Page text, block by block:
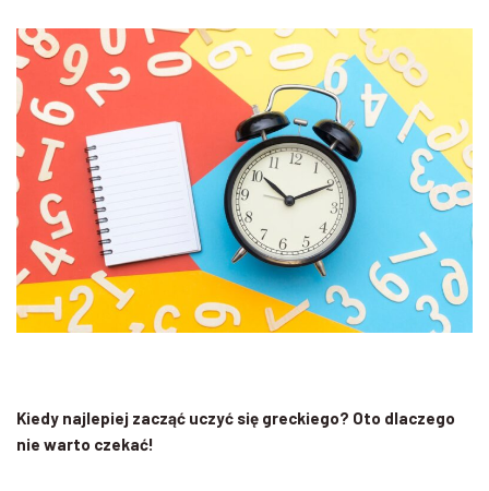
Kiedy najlepiej zacząć uczyć się greckiego? Oto dlaczego
nie warto czekać!